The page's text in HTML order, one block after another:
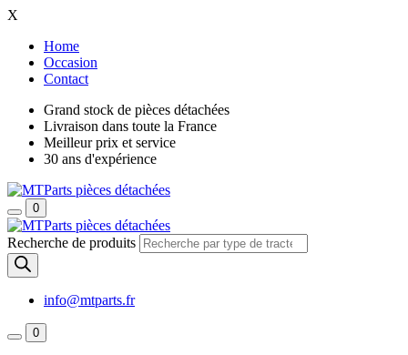
X
Home
Occasion
Contact
Grand stock de pièces détachées
Livraison dans toute la France
Meilleur prix et service
30 ans d'expérience
0
Recherche de produits
info@mtparts.fr
0